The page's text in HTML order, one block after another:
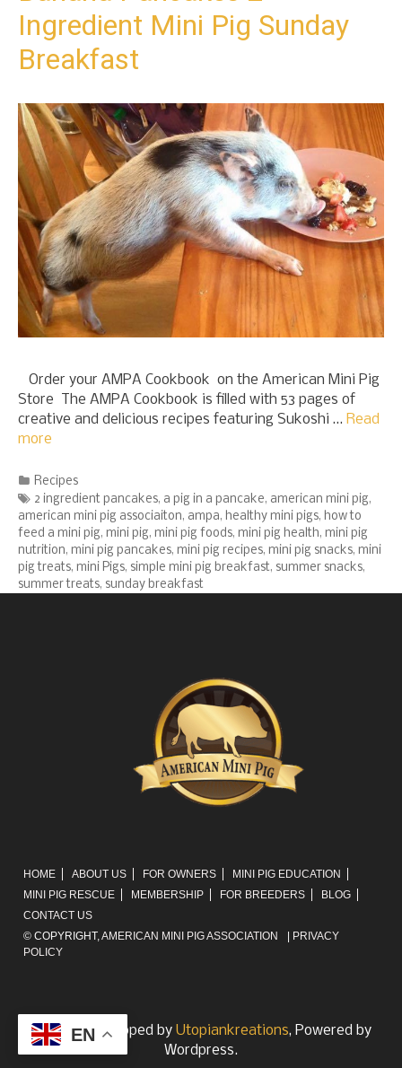
Ingredient Mini Pig Sunday
Breakfast
Order your AMPA Cookbook on the American Mini Pig
Store The AMPA Cookbook is filled with 53 pages of
creative and delicious recipes featuring Sukoshi … Read
more
Categories
Recipes
Tags
2 ingredient pancakes, a pig in a pancake, american mini pig,
american mini pig associaiton, ampa, healthy mini pigs, how to
feed a mini pig, mini pig, mini pig foods, mini pig health, mini pig
nutrition, mini pig pancakes, mini pig recipes, mini pig snacks, mini
pig treats, mini Pigs, simple mini pig breakfast, summer snacks,
summer treats, sunday breakfast
HOME ABOUT US FOR OWNERS
MINI PIG EDUCATION
MINI PIG RESCUE
MEMBERSHIP FOR BREEDERS
BLOG
CONTACT US
© COPYRIGHT,AMERICAN MINI PIG ASSOCIATION
PRIVACY
POLICY
Website developed by Utopiankreations, Powered by
Wordpress.
EN